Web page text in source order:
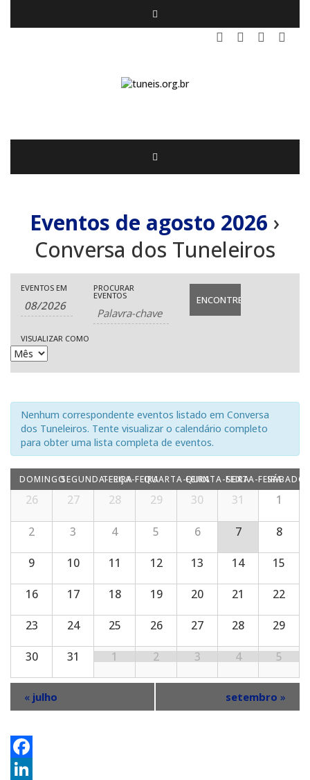
Eventos de agosto 2026 ›
Conversa dos Tuneleiros
Pesquisa
e
navegação
visuais
de
Eventos
Pesquisar
Eventos
EVENTOS EM PROCURAR
EVENTOS
Navegação
do
visual
Evento
VISUALIZAR COMO
Nenhum correspondente eventos listado em Conversa
dos Tuneleiros. Tente visualizar o calendário completo
para obter uma lista completa de eventos.
Calendárior
de
Eventos
Calendárior
Eventos
DOMINGOSEGUNDA-FEIRA
TERÇA-FEIRAQUARTA-FEIRAQUINTA-FEIRASEXTA-FEIRASÁBADO
26 27 28 29 30 31 1
2 3 4 5 6 7 8
9 10 11 12 13 14 15
16 17 18 19 20 21 22
23 24 25 26 27 28 29
30 31 1 2 3 4 5
« julho setembro »
Facebook